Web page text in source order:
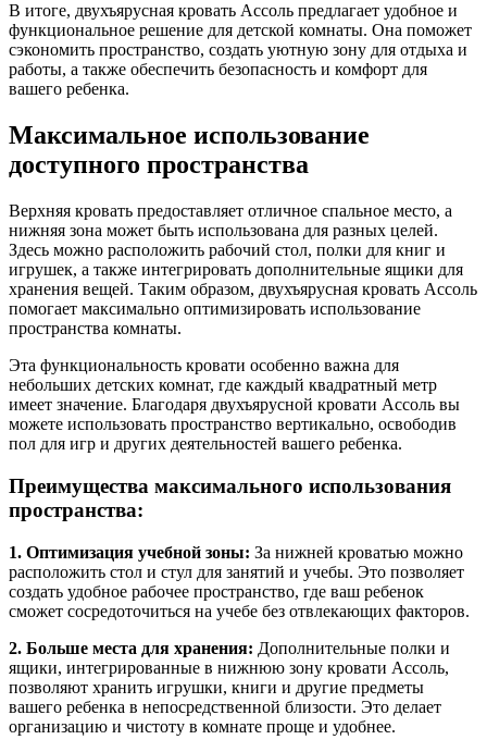
В итоге, двухъярусная кровать Ассоль предлагает удобное и
функциональное решение для детской комнаты. Она поможет
сэкономить пространство, создать уютную зону для отдыха и
работы, а также обеспечить безопасность и комфорт для
вашего ребенка.
Максимальное использование
доступного пространства
Верхняя кровать предоставляет отличное спальное место, а
нижняя зона может быть использована для разных целей.
Здесь можно расположить рабочий стол, полки для книг и
игрушек, а также интегрировать дополнительные ящики для
хранения вещей. Таким образом, двухъярусная кровать Ассоль
помогает максимально оптимизировать использование
пространства комнаты.
Эта функциональность кровати особенно важна для
небольших детских комнат, где каждый квадратный метр
имеет значение. Благодаря двухъярусной кровати Ассоль вы
можете использовать пространство вертикально, освободив
пол для игр и других деятельностей вашего ребенка.
Преимущества максимального использования
пространства:
1. Оптимизация учебной зоны: За нижней кроватью можно
расположить стол и стул для занятий и учебы. Это позволяет
создать удобное рабочее пространство, где ваш ребенок
сможет сосредоточиться на учебе без отвлекающих факторов.
2. Больше места для хранения: Дополнительные полки и
ящики, интегрированные в нижнюю зону кровати Ассоль,
позволяют хранить игрушки, книги и другие предметы
вашего ребенка в непосредственной близости. Это делает
организацию и чистоту в комнате проще и удобнее.